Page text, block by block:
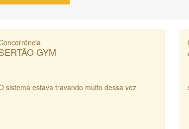
GYM
sistema estava travando muito dessa vez